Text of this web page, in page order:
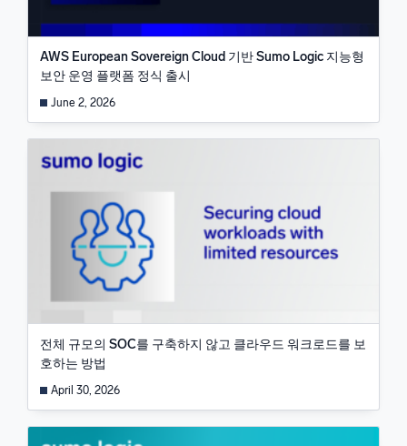
AWS European Sovereign Cloud 기반 Sumo Logic 지능형
보안 운영 플랫폼 정식 출시
June 2, 2026
전체 규모의 SOC를 구축하지 않고 클라우드 워크로드를 보
호하는 방법
April 30, 2026